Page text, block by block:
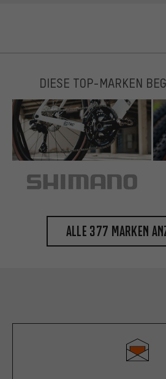
DIESE TOP-MARKEN
Alle 377 Marken